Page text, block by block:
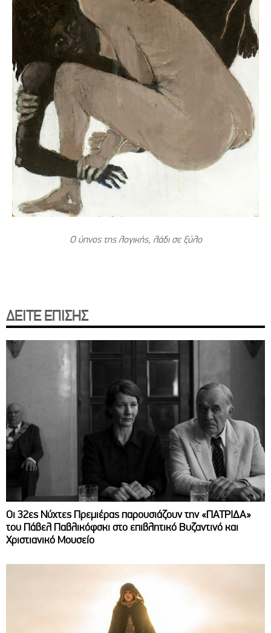
Ο ύπνος της λογικής, λάδι σε ξύλο
ΔΕΙΤΕ ΕΠΙΣΗΣ
Οι 32ες Νύχτες Πρεμιέρας παρουσιάζουν την «ΠΑΤΡΙΔΑ»
του Πάβελ Παβλικόφσκι στο επιβλητικό Βυζαντινό και
Χριστιανικό Μουσείο